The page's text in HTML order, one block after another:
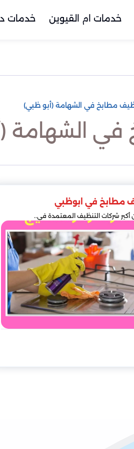
خدمات ام القيوين خدمات
مطابخ في الشهامة (أبو ظبي)
الشهامة
مطابخ في ابوظبي
شركات التنظيف المعتمدة في..